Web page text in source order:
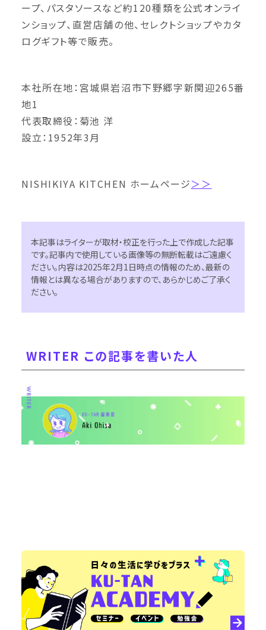
ープ、パスタソースなど約120種類を公式オンライ
ンショップ、直営店舗の他、セレクトショップやカタ
ログギフト等で販売。
本社所在地：宮城県岩沼市下野郷字新関迎265番
地1
代表取締役：菊池 洋
設立：1952年3月
NISHIKIYA KITCHEN ホームページ＞＞
本記事はライターが取材・校正を行った上で作成した記事
です。記事内で使用している画像等の無断転載はご遠慮く
ださい。内容は2025年2月1日時点の情報のため、最新の
情報とは異なる場合がありますので、あらかじめご了承く
ださい。
WRITER この記事を書いた人